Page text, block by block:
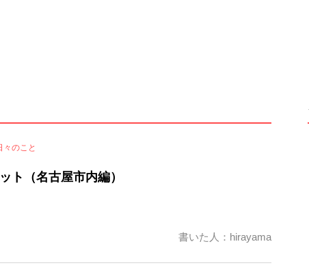
々のこと
ト（名古屋市内編）
書いた人：hirayama